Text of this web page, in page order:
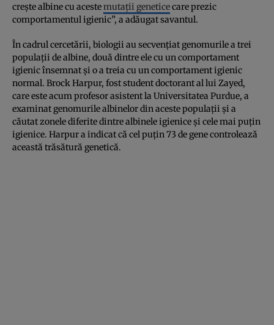
creşte albine cu acestemutaţii geneticecare prezic
comportamentul igienic”, a adăugat savantul.
În cadrul cercetării, biologii au secvenţiat genomurile a trei
populaţii de albine, două dintre ele cu un comportament
igienic însemnat şi o a treia cu un comportament igienic
normal. Brock Harpur, fost student doctorant al lui Zayed,
care este acum profesor asistent la Universitatea Purdue, a
examinat genomurile albinelor din aceste populaţii şi a
căutat zonele diferite dintre albinele igienice şi cele mai puţin
igienice. Harpur a indicat că cel puţin 73 de gene controlează
această trăsătură genetică.